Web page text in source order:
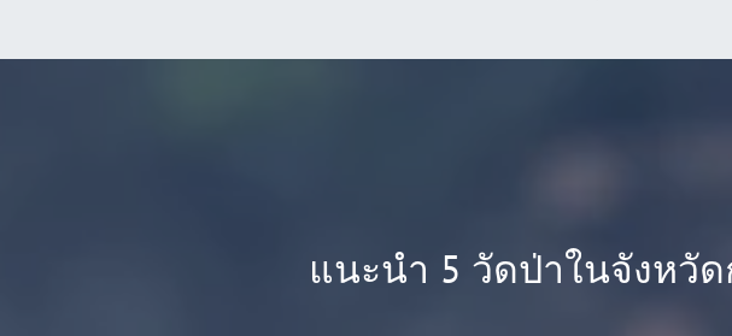
แนะนำ 5 วัดป่าในจังหวั